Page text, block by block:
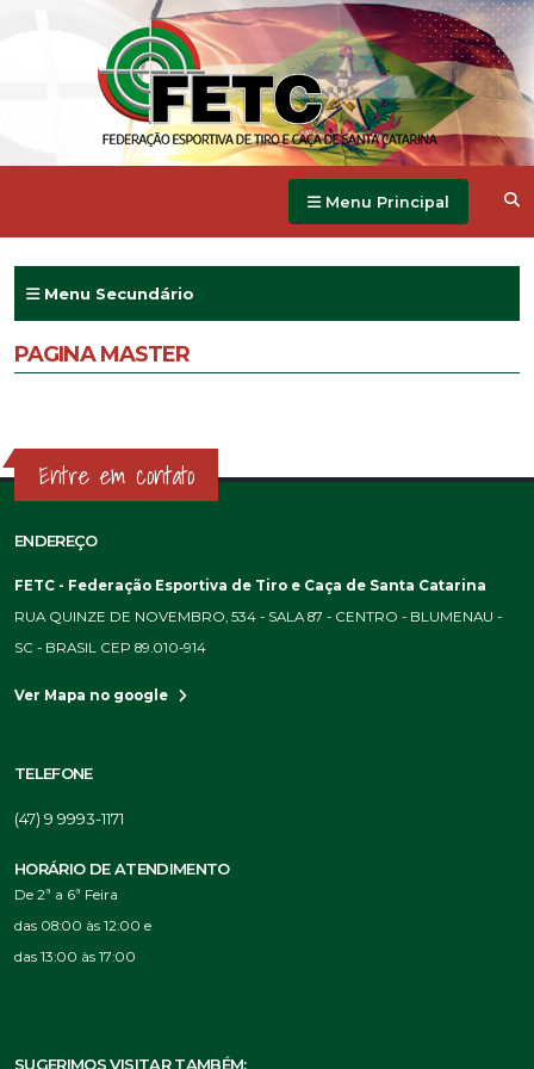
Menu Principal
Menu Secundário
PAGINA MASTER
Entre em contato
ENDEREÇO
FETC - Federação Esportiva de Tiro e Caça de Santa Catarina
RUA QUINZE DE NOVEMBRO, 534 - SALA 87 - CENTRO - BLUMENAU -
SC - BRASIL CEP 89.010-914
Ver Mapa no google
TELEFONE
(47) 9 9993-1171
HORÁRIO DE ATENDIMENTO
De 2ª a 6ª Feira
das 08:00 às 12:00 e
das 13:00 às 17:00
SUGERIMOS VISITAR TAMBÉM: